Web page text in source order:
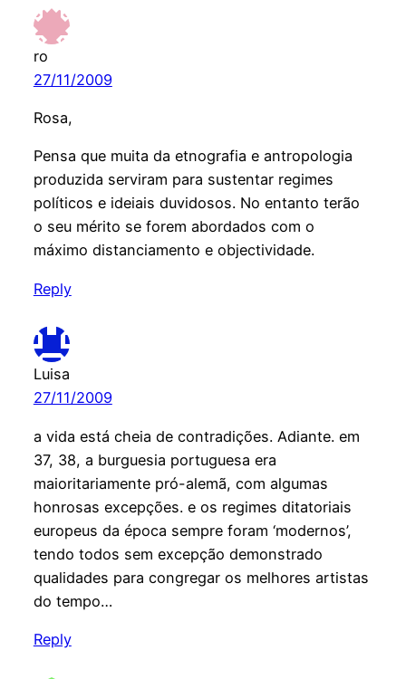
ro
27/11/2009
Rosa,
Pensa que muita da etnografia e antropologia
produzida serviram para sustentar regimes
políticos e ideiais duvidosos. No entanto terão
o seu mérito se forem abordados com o
máximo distanciamento e objectividade.
Reply
Luisa
27/11/2009
a vida está cheia de contradições. Adiante. em
37, 38, a burguesia portuguesa era
maioritariamente pró-alemã, com algumas
honrosas excepções. e os regimes ditatoriais
europeus da época sempre foram ‘modernos’,
tendo todos sem excepção demonstrado
qualidades para congregar os melhores artistas
do tempo…
Reply